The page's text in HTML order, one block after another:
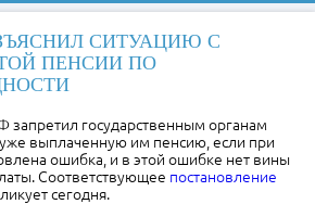
СИТУАЦИЮ С
ПЕНСИИ ПО
запретил государственным органам
выплаченную им пенсию, если при
ошибка, и в этой ошибке нет вины
Соответствующее постановление
сегодня.